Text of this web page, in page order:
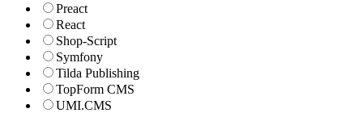
Preact
React
Shop-Script
Symfony
Tilda Publishing
TopForm CMS
UMI.CMS